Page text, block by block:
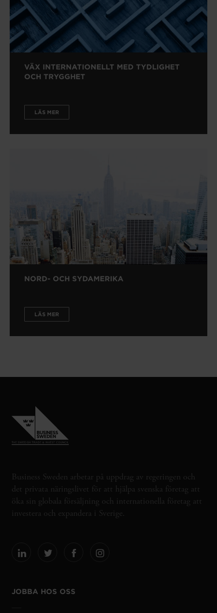
VÄX INTERNATIONELLT MED TYDLIGHET
OCH TRYGGHET
LÄS MER
NORD- OCH SYDAMERIKA
LÄS MER
Business Sweden arbetar på uppdrag av regeringen och
det privata näringslivet för att hjälpa svenska företag att
öka sin globala försäljning och internationella företag att
investera och expandera i Sverige.
JOBBA HOS OSS